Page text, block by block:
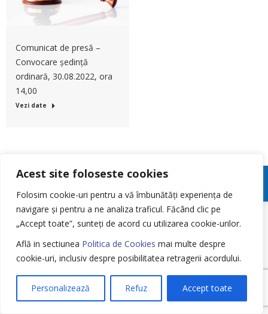
Acest site foloseste cookies
Folosim cookie-uri pentru a vă îmbunătăți experiența de
navigare și pentru a ne analiza traficul. Făcând clic pe
„Accept toate”, sunteți de acord cu utilizarea cookie-urilor.
Află in sectiunea Politica de Cookies mai multe despre
cookie-uri, inclusiv despre posibilitatea retragerii acordului.
Personalizează Refuz Accept toate
Comunicat de presă –
Convocare ședință
ordinară, 30.08.2022, ora
14,00
Vezi date
Meniu Footer